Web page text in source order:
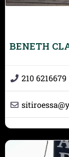
BENETH
210 6216679
sitiroessa@